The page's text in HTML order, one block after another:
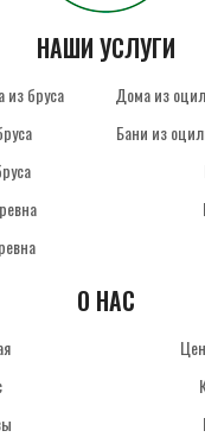
НАШИ УСЛУГИ
бруса
Дома из
Бани из
О НАС